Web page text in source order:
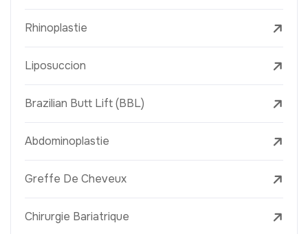
Rhinoplastie
Liposuccion
Brazilian Butt Lift (BBL)
Abdominoplastie
Greffe De Cheveux
Chirurgie Bariatrique